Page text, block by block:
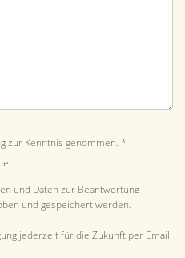
zur Kenntnis genommen. *
und Daten zur Beantwortung
und gespeichert werden.
jederzeit für die Zukunft per Email